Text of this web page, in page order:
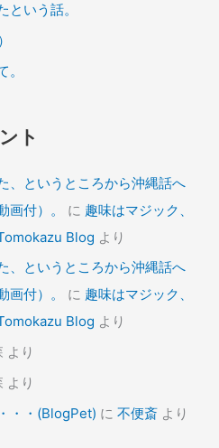
という話。
ト
、というところから沖縄話へ
画付）。
に 趣味はマジック、
Blog より
、というところから沖縄話へ
画付）。
に 趣味はマジック、
Blog より
より
より
・・(BlogPet) に 不便斎 より